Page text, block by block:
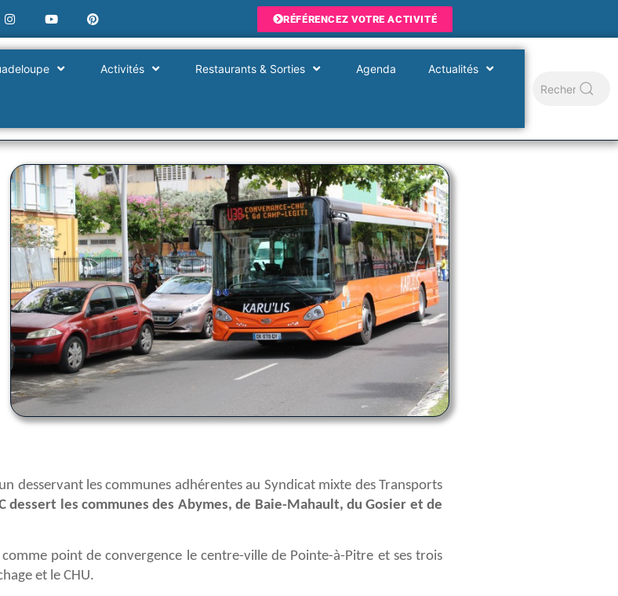
RÉFÉRENCEZ VOTRE ACTIVITÉ
Activités Restaurants & Sorties Agenda Actualités
desservant les communes adhérentes au Syndicat mixte des Transports
dessert les communes des Abymes, de Baie-Mahault, du Gosier et de
point de convergence le centre-ville de Pointe-à-Pitre et ses trois
et le CHU.